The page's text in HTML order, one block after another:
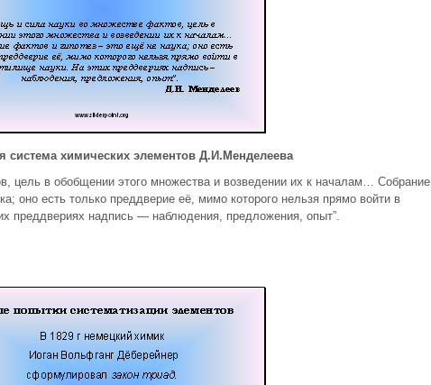
система химических элементов Д.И.Менделеева
цель в обобщении этого множества и возведении их к началам… Собрание
оно есть только преддверие её, мимо которого нельзя прямо войти в
преддвериях надпись — наблюдения, предложения, опыт”.